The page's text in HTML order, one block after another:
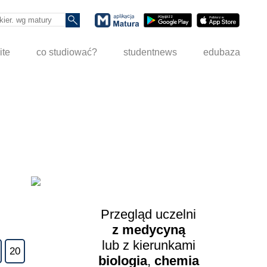
co studiować? studentnews edubaza
20
Przegląd uczelni
z medycyną
lub z kierunkami
biologia, chemia